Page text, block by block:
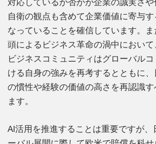
対応しているか否かが企業の誠実さや
自衛の観点も含めて企業価値に寄与
なっていることを確信しています。
頭によるビジネス革命の渦中におい
ビジネスコミュニティはグローバル
ける自身の強みを再考するとともに
の慣性や経験の価値の高さを再認識
ます。
AI活用を推進することは重要ですが、